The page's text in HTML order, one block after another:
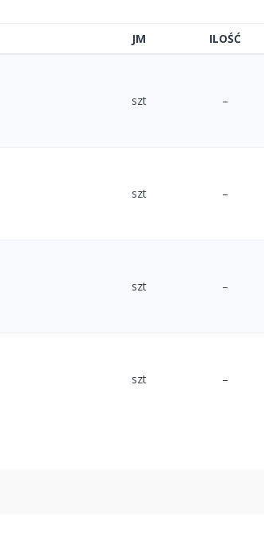
JM ILOŚĆ
szt –
szt –
szt –
szt –